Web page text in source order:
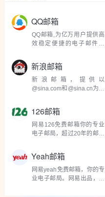
QQ邮箱
QQ邮箱,为亿万用户提供高
效稳定便捷的电子邮件服
iO...
新浪邮箱
新浪邮箱，提供以
@sina.com和@sina.cn为后
和50M普通附件...
126邮箱
网易126免费邮箱你的专业
电子邮局，超过20年的邮箱
Yeah邮箱
网易yeah免费邮箱，你的专
业电子邮局。网易出品，超